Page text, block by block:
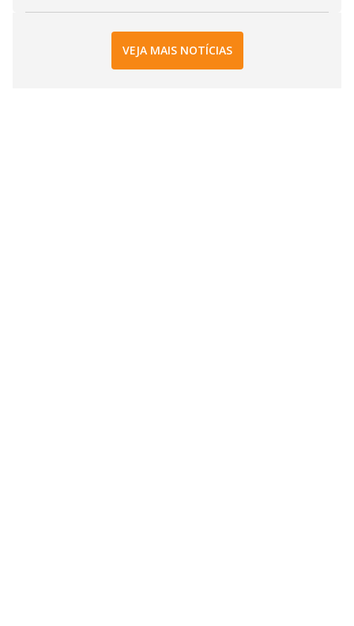
VEJA MAIS NOTÍCIAS